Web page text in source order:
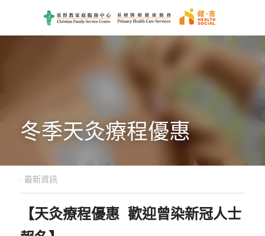
冬季天灸療程優惠
· 最新資訊
【天灸療程優惠  歡迎曾染新冠人士